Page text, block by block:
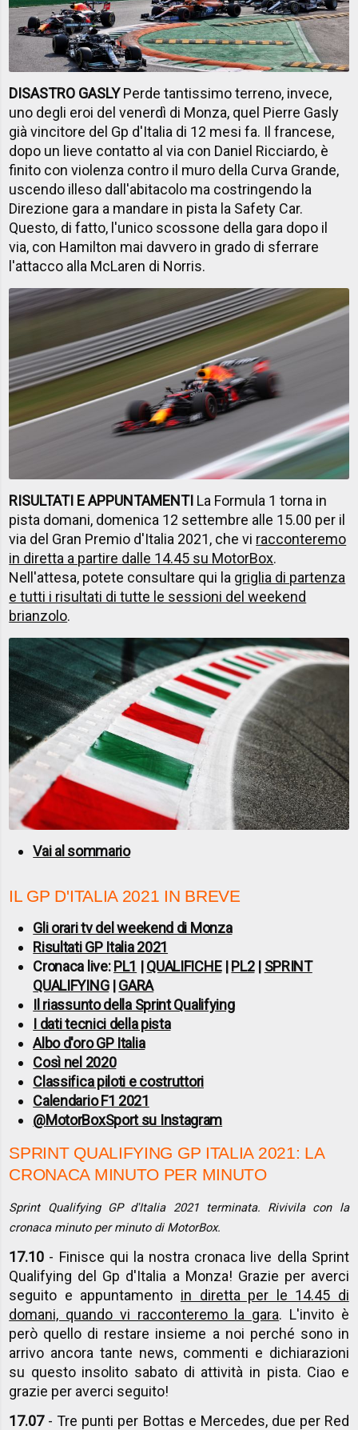
DISASTRO GASLYPerde tantissimo terreno, invece,
uno degli eroi del venerdì di Monza, quel Pierre Gasly
già vincitore del Gp d'Italia di 12 mesi fa. Il francese,
dopo un lieve contatto al via con Daniel Ricciardo, è
finito con violenza contro il muro della Curva Grande,
uscendo illeso dall'abitacolo ma costringendo la
Direzione gara a mandare in pista la Safety Car.
Questo, di fatto, l'unico scossone della gara dopo il
via, con Hamilton mai davvero in grado di sferrare
l'attacco alla McLaren di Norris.
RISULTATI E APPUNTAMENTI La Formula 1 torna in
pista domani, domenica 12 settembre alle 15.00 per il
via del Gran Premio d'Italia 2021, che vi racconteremo
in diretta a partire dalle 14.45 su MotorBox.
Nell'attesa, potete consultare qui la griglia di partenza
e tutti i risultati di tutte le sessioni del weekend
brianzolo.
Vai al sommario
IL GP D'ITALIA 2021 IN BREVE
Gli orari tv del weekend di Monza
Risultati GP Italia 2021
Cronaca live:PL1 | QUALIFICHE| PL2| SPRINT
QUALIFYING| GARA
Il riassunto della Sprint Qualifying
I dati tecnici della pista
Albo d'oro GP Italia
Così nel 2020
Classifica piloti e costruttori
Calendario F1 2021
@MotorBoxSport su Instagram
SPRINT QUALIFYING GP ITALIA 2021: LA
CRONACA MINUTO PER MINUTO
Sprint Qualifying GP d'Italia 2021 terminata. Rivivila con la
cronaca minuto per minuto di MotorBox.
17.10 - Finisce qui la nostra cronaca live della Sprint
Qualifying del Gp d'Italia a Monza! Grazie per averci
seguito e appuntamento in diretta per le 14.45 di
domani, quando vi racconteremo la gara. L'invito è
però quello di restare insieme a noi perché sono in
arrivo ancora tante news, commenti e dichiarazioni
su questo insolito sabato di attività in pista. Ciao e
grazie per averci seguito!
17.07- Tre punti per Bottas e Mercedes, due per Red